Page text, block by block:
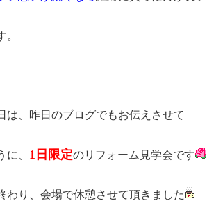
は、昨日のブログでもお伝えさせて
に、 1日限定のリフォーム見学会です
わり、会場で休憩させて頂きました